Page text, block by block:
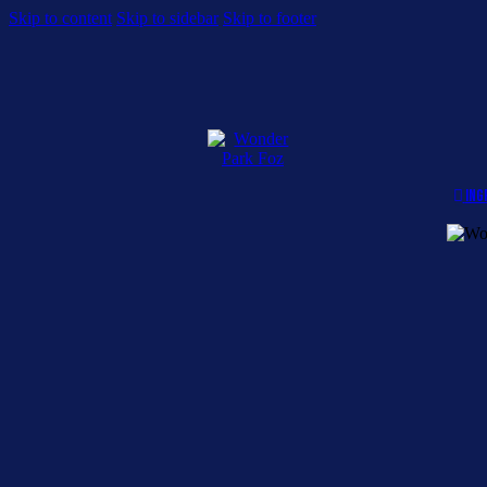
Skip to content Skip to sidebar Skip to footer